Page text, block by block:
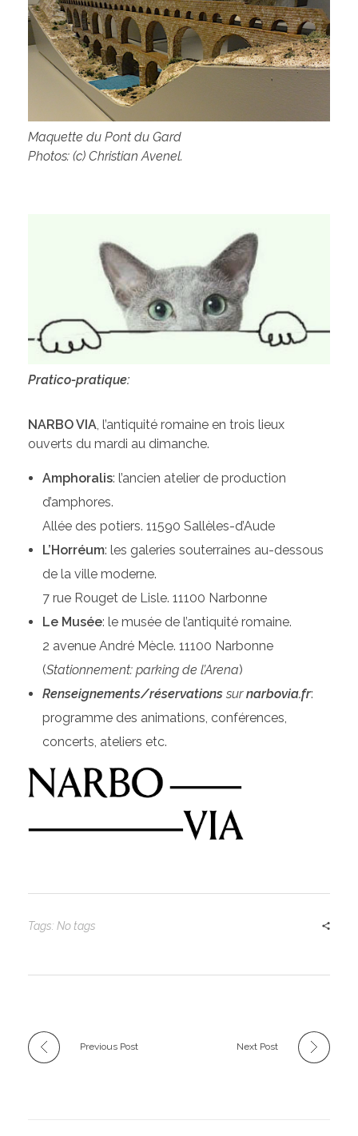
Maquette du Pont du Gard
Photos: (c) Christian Avenel.
Pratico-pratique:
NARBO VIA, l’antiquité romaine en trois lieux
ouverts du mardi au dimanche.
Amphoralis: l’ancien atelier de production
d’amphores.
Allée des potiers. 11590 Sallèles-d’Aude
L’Horréum: les galeries souterraines au-dessous
de la ville moderne.
7 rue Rouget de Lisle. 11100 Narbonne
Le Musée: le musée de l’antiquité romaine.
2 avenue André Mècle. 11100 Narbonne
(Stationnement: parking de l’Arena)
Renseignements/réservationssurnarbovia.fr:
programme des animations, conférences,
concerts, ateliers etc.
Tags: No tags
Previous Post Next Post